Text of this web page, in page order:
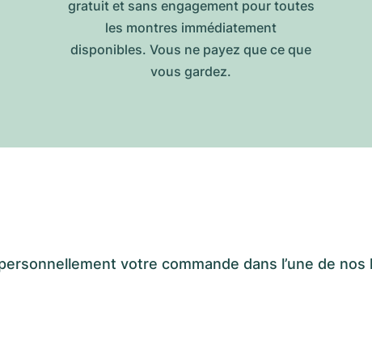
gratuit et sans engagement pour toutes
les montres immédiatement
disponibles. Vous ne payez que ce que
vous gardez.
votre commande dans l’une de nos